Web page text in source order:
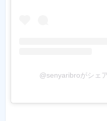
@senyaribroがシェ